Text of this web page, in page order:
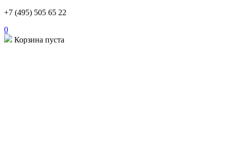
+7 (495) 505 65 22
0
Корзина пуста